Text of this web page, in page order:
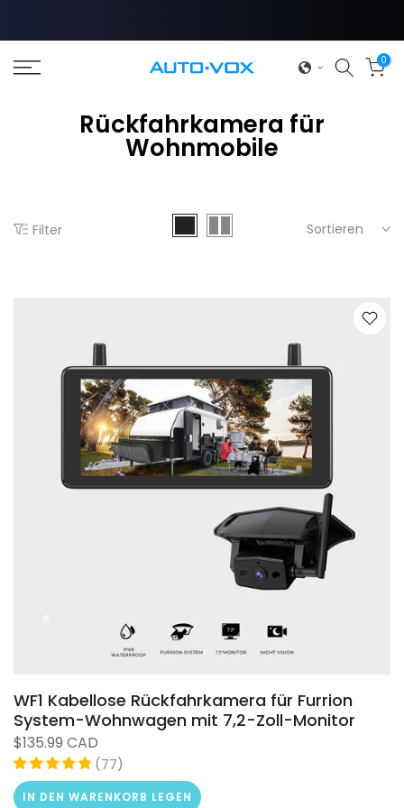
Inhalt
springen
0
Rückfahrkamera für
Wohnmobile
Filter Sortieren
WF1 Kabellose Rückfahrkamera für Furrion
System-Wohnwagen mit 7,2-Zoll-Monitor
$135.99 CAD
(77)
IN DEN WARENKORB LEGEN
❄